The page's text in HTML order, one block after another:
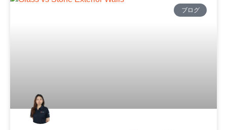
ブログ